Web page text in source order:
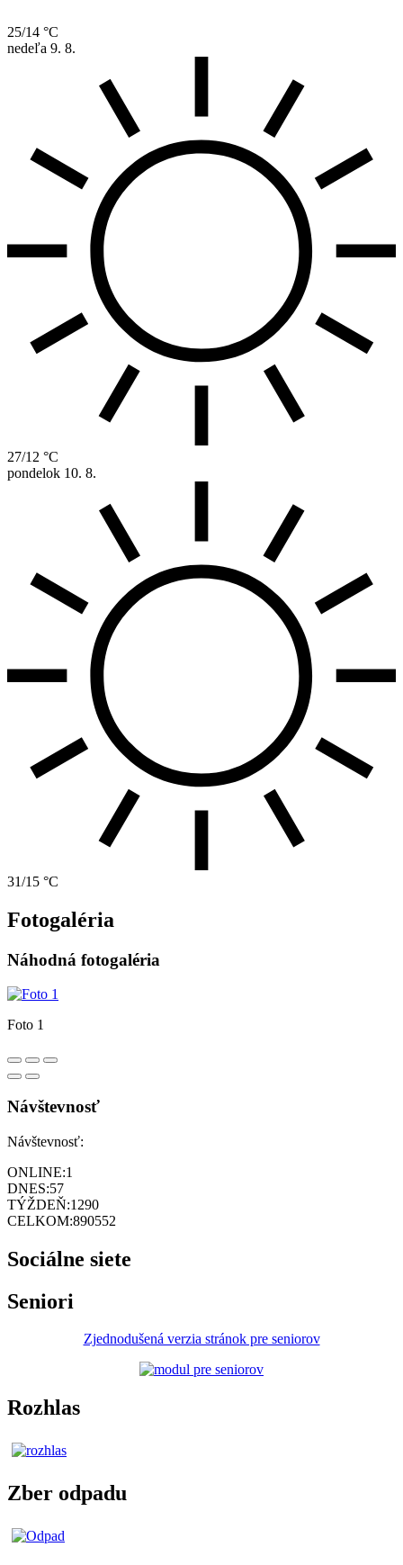
25/14 °C
nedeľa 9. 8.
27/12 °C
pondelok 10. 8.
31/15 °C
Fotogaléria
Náhodná fotogaléria
Foto 1
Návštevnosť
Návštevnosť:
ONLINE:1
DNES:57
TÝŽDEŇ:1290
CELKOM:890552
Sociálne siete
Seniori
Zjednodušená verzia stránok pre seniorov
Rozhlas
Zber odpadu